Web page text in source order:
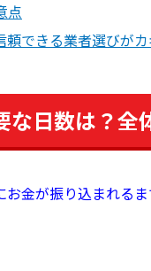
点
頼できる業者選びが
な日数は？全
お金が振り込まれる